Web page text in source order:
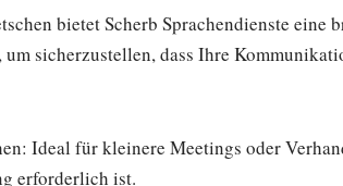
bietet Scherb Sprachendienste eine
sicherzustellen, dass Ihre
Ideal für kleinere Meetings oder
erforderlich ist.